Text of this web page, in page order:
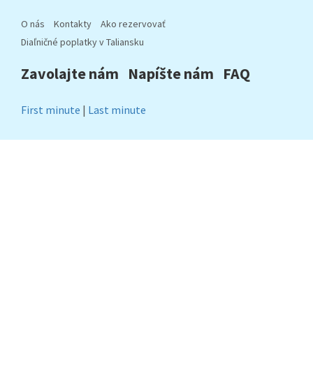
O nás Kontakty
Ako rezervovať
Diaľničné poplatky v Taliansku
Zavolajte nám Napíšte nám FAQ
First minute | Last minute